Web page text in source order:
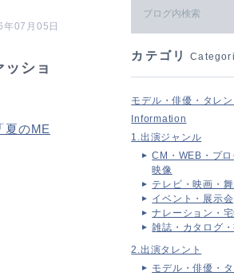
年07月05日
ショ
夏のME
カテゴリ
モデル・俳優・タレン
Information
1.出演ジャンル
CM・WEB・プロ
映像
テレビ・映画・舞
イベント・展示会
ナレーション・
雑誌・カタログ
2.出演タレント
モデル・俳優・タ